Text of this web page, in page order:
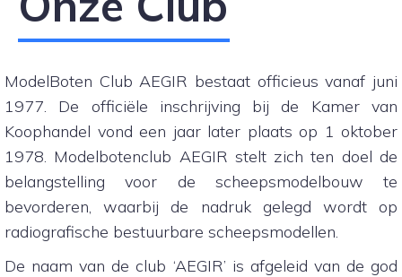
ModelBoten Club AEGIR bestaat officieus vanaf juni
1977. De officiële inschrijving bij de Kamer van
Koophandel vond een jaar later plaats op 1 oktober
1978. Modelbotenclub AEGIR stelt zich ten doel de
belangstelling voor de scheepsmodelbouw te
bevorderen, waarbij de nadruk gelegd wordt op
radiografische bestuurbare scheepsmodellen.
De naam van de club ‘AEGIR’ is afgeleid van de god